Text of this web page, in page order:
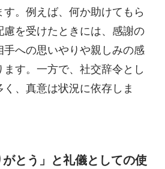
。例えば、何か助けてもら
慮を受けたときには、感謝の
への思いやりや親しみの感
す。一方で、社交辞令とし
、真意は状況に依存しま
とう」と礼儀としての使